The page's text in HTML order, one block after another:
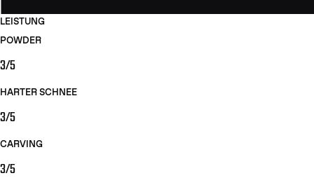
LEISTUNG
POWDER
3/5
HARTER SCHNEE
3/5
CARVING
3/5